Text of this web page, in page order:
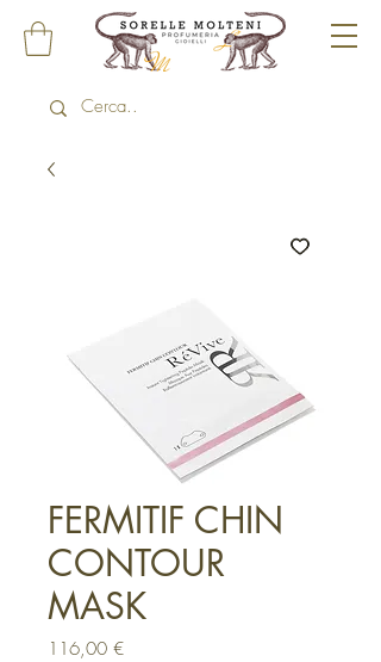
FERMITIF CHIN
CONTOUR
MASK
116,00 €Prezzo